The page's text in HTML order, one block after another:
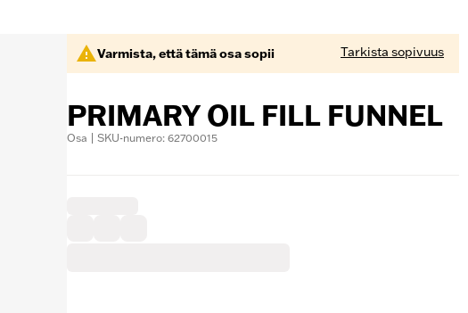
Varmista, että tämä osa sopii Tarkista sopivuus
PRIMARY OIL FILL FUNNEL
Osa | SKU-numero: 62700015